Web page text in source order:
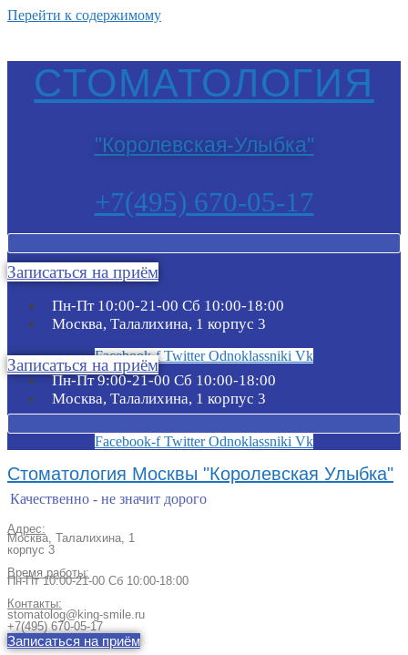
Перейти к содержимому
СТОМАТОЛОГИЯ
"Королевская-Улыбка"
+7(495) 670-05-17
Записаться на приём
Пн-Пт 10:00-21-00 Сб 10:00-18:00​
Москва, Талалихина, 1 корпус 3
Facebook-f Twitter Odnoklassniki Vk
Записаться на приём
Пн-Пт 9:00-21-00 Сб 10:00-18:00​
Москва, Талалихина, 1 корпус 3
Facebook-f Twitter Odnoklassniki Vk
Стоматология Москвы "Королевская Улыбка"
Качественно - не значит дорого
Адрес:
Москва, Талалихина, 1
корпус 3
Время работы:
Пн-Пт 10:00-21-00 Сб 10:00-18:00​
Контакты:
stomatolog@king-smile.ru
+7(495) 670-05-17
Записаться на приём